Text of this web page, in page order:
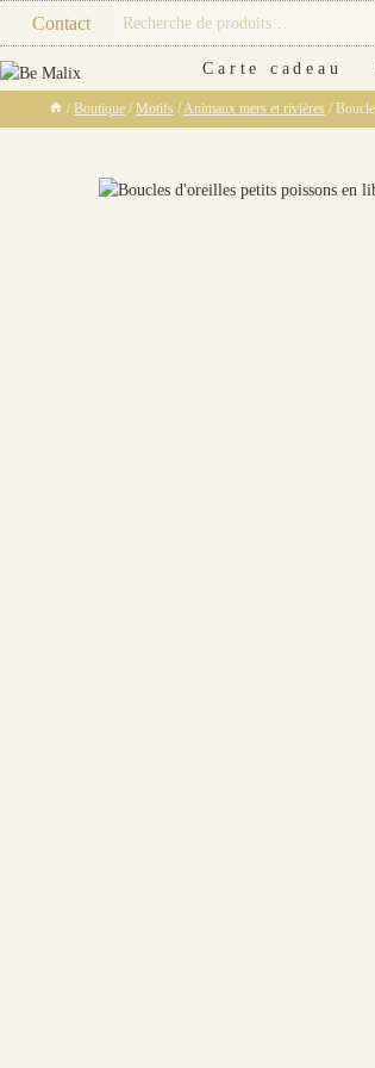
content
Contact
Recherche
Carte cadeau
/ Boutique / Motifs / Animaux mers et rivières /